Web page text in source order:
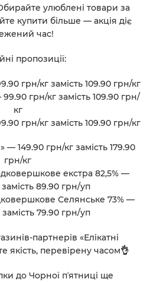
улюблені товари за
купити більше — акція діє
час!
пропозиції:
грн/кг замість 109.90 грн/кг
грн/кг замість 109.90 грн/
кг
грн/кг замість 109.90 грн/кг
— 149.90 грн/кг замість 179.90
грн/кг
екстра 82,5% —
89.90 грн/уп
Селянське 73% —
79.90 грн/уп
партнерів «Елікатні
якість, перевірену часом👌
до Чорної пʼятниці ще